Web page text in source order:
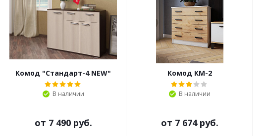
Комод "Стандарт-4 NEW"
В наличии
от 7 490 руб.
Комод КМ-2
В наличии
от 7 674 руб.